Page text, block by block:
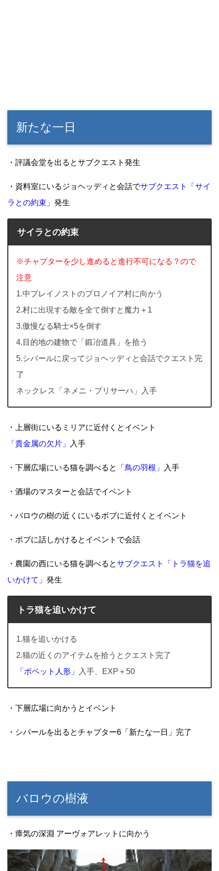
新たな一日
・評議会堂を出るとサブクエスト発生
・資料室にいるジョヘッディと会話でサブクエスト「サイ
ラとの約束」 発生
サイラとの約束
※チャプターを少し進めると進行不可になる？ので
注意
1.中プレイノストのプロノイア村に向かう
2.村に出現する敵を全て倒すと魔力＋1
3.傲慢なる騎士×5を倒す
4.目的地の建物で「鍛冶道具」を拾う
5.シパールに戻ってジョヘッディと会話でクエスト完
了
ネックレス「ネメニ・プリサーハ」入手
・上層街にいるミリアに近付くとイベント
「貴金属の欠片」
入手
・下層広場にいる猫を調べると 「鳥の羽根」 入手
・酒場のマスターと会話でイベント
・バロウの樹の近くにいるボブに近付くとイベント
・ボブに話しかけるとイベントで会話
・農園の西にいる猫を調べるとサブクエスト「トラ猫を追
いかけて」 発生
トラ猫を追いかけて
1.猫を追いかける
2.猫の近くのアイテムを拾うとクエスト完了
「ポペット人形」
入手、EXP＋50
・下層広場に向かうとイベント
・シパールを出るとチャプター6「新たな一日」完了
バロウの樹液
・瘴気の深淵 アーヴォアレットに向かう